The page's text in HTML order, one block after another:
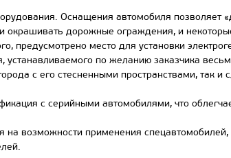
Оснащения автомобиля позволяет
окрашивать дорожные ограждения, и
предусмотрено место для установки
устанавливаемого по желанию заказчика
с его стесненными пространствами, так
с серийными автомобилями, что
возможности применения спецавтомобилей,